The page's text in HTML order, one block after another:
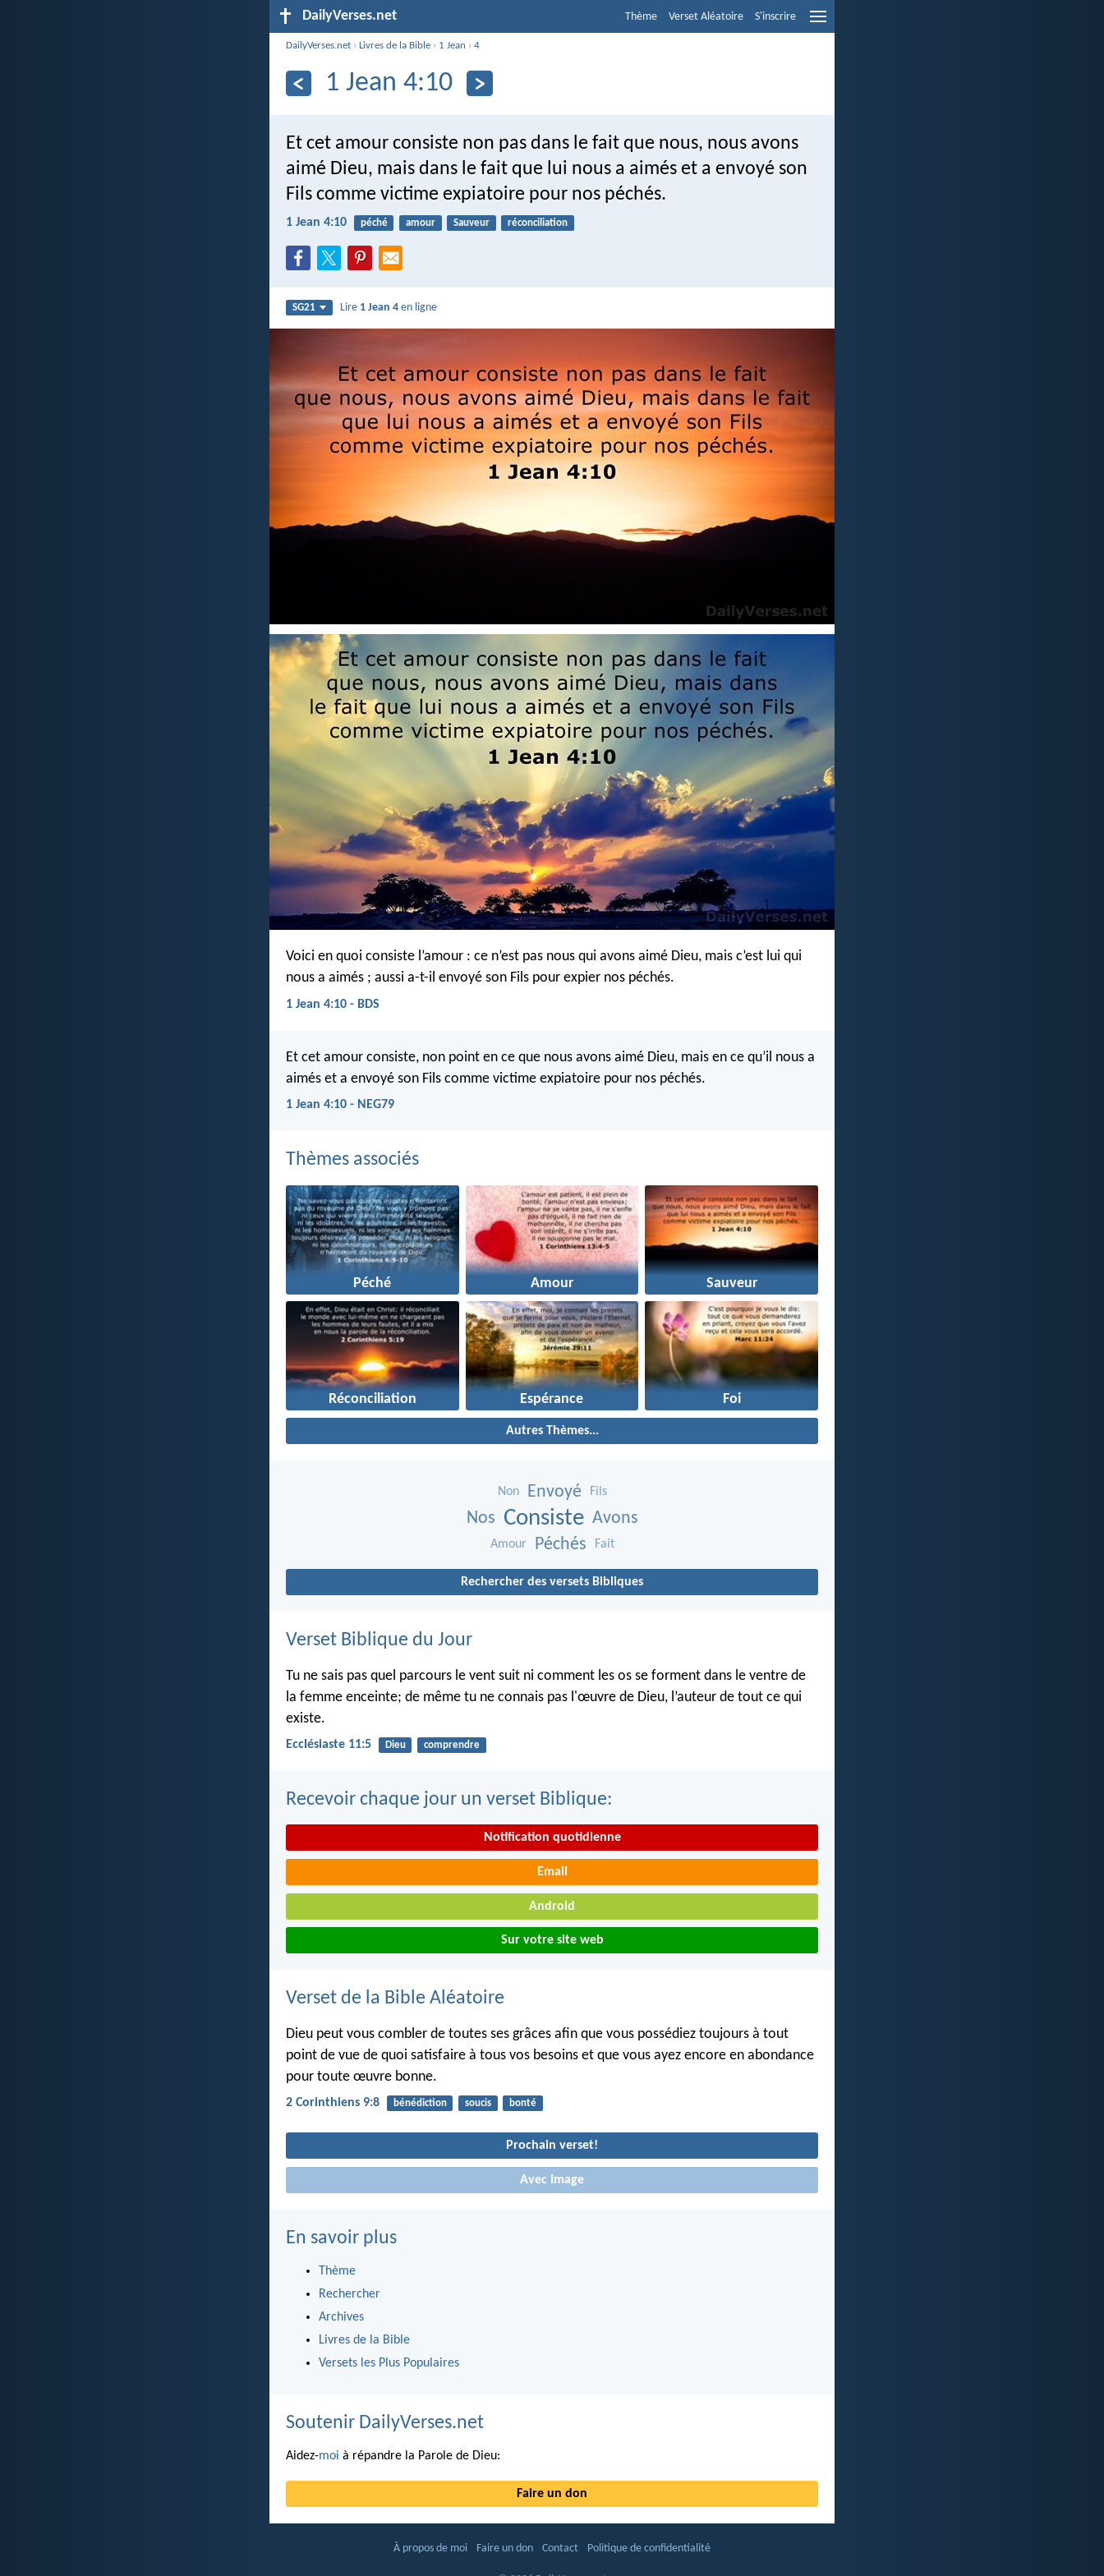
DailyVerses.net Thème Verset Aléatoire S'inscrire
DailyVerses.net ›Livres de la Bible › 1 Jean ›4
1 Jean 4:10
Et cet amour consiste non pas dans le fait que nous, nous avons
aimé Dieu, mais dans le fait que lui nous a aimés et a envoyé son
Fils comme victime expiatoire pour nos péchés.
1 Jean 4:10 péché amour Sauveur réconciliation
SG21 Lire 1 Jean 4 en ligne
Voici en quoi consiste l’amour : ce n’est pas nous qui avons aimé Dieu, mais c’est lui qui
nous a aimés ; aussi a-t-il envoyé son Fils pour expier nos péchés.
1 Jean 4:10 - BDS
Et cet amour consiste, non point en ce que nous avons aimé Dieu, mais en ce qu’il nous a
aimés et a envoyé son Fils comme victime expiatoire pour nos péchés.
1 Jean 4:10 - NEG79
Thèmes associés
Péché Amour Sauveur
Réconciliation Espérance Foi
Autres Thèmes...
Non Envoyé Fils
Nos Consiste Avons
Amour Péchés Fait
Rechercher des versets Bibliques
Verset Biblique du Jour
Tu ne sais pas quel parcours le vent suit ni comment les os se forment dans le ventre de
la femme enceinte; de même tu ne connais pas l'œuvre de Dieu, l’auteur de tout ce qui
existe.
Ecclésiaste 11:5 Dieu comprendre
Recevoir chaque jour un verset Biblique:
Notification quotidienne
Email
Android
Sur votre site web
Verset de la Bible Aléatoire
Dieu peut vous combler de toutes ses grâces afin que vous possédiez toujours à tout
point de vue de quoi satisfaire à tous vos besoins et que vous ayez encore en abondance
pour toute œuvre bonne.
2 Corinthiens 9:8 bénédiction soucis bonté
Prochain verset!
Avec Image
En savoir plus
Thème
Rechercher
Archives
Livres de la Bible
Versets les Plus Populaires
Soutenir DailyVerses.net
Aidez-moi à répandre la Parole de Dieu:
Faire un don
À propos de moi Faire un don Contact Politique de confidentialité